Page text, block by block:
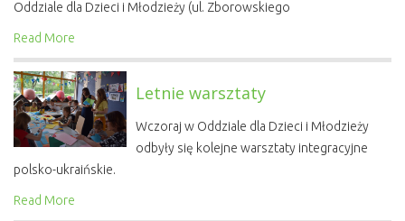
Oddziale dla Dzieci i Młodzieży (ul. Zborowskiego
Read More
Letnie warsztaty
Wczoraj w Oddziale dla Dzieci i Młodzieży
odbyły się kolejne warsztaty integracyjne
polsko-ukraińskie.
Read More